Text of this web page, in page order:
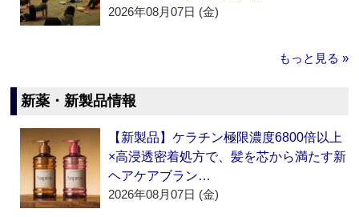
2026年08月07日 (金)
もっと見る »
新薬・新製品情報
【新製品】ケラチン極限濃度6800倍以上
×高浸透密着処方で、髪を芯から満たす新
ヘアケアブラン…
2026年08月07日 (金)